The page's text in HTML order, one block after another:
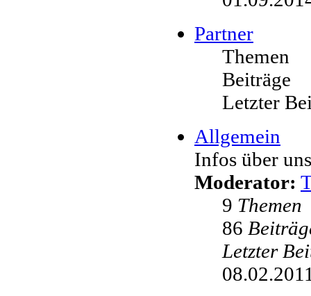
Partner
Themen
Beiträge
Letzter
Allgemein
Infos über
Moderator:
9 Themen
86
Letzter